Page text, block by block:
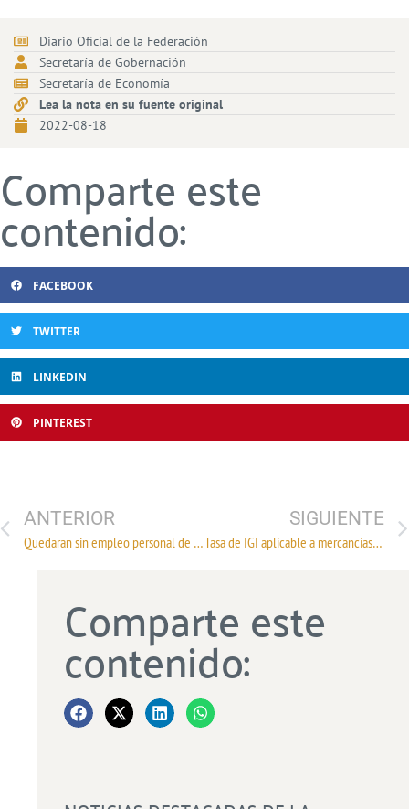
Diario Oficial de la Federación
Secretaría de Gobernación
Secretaría de Economía
Lea la nota en su fuente original
2022-08-18
Comparte este
contenido:
FACEBOOK
TWITTER
LINKEDIN
PINTEREST
ANTERIOR
Quedaran sin empleo personal de la Aduana
SIGUIENTE
Tasa de IGI aplicable a mercancías originarias de Chile
Comparte este
contenido: